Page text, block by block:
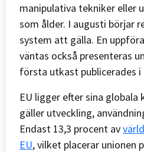
manipulativa tekniker eller
som ålder. I augusti börjar
system att gälla. En
väntas också presenteras
första utkast publicerades i
EU ligger efter sina
gäller utveckling,
Endast 13,3 procent av
EU, vilket placerar unionen